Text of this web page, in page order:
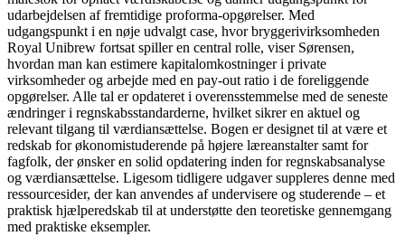
udarbejdelsen af fremtidige proforma-opgørelser. Med
udgangspunkt i en nøje udvalgt case, hvor bryggerivirksomheden
Royal Unibrew fortsat spiller en central rolle, viser Sørensen,
hvordan man kan estimere kapitalomkostninger i private
virksomheder og arbejde med en pay-out ratio i de foreliggende
opgørelser. Alle tal er opdateret i overensstemmelse med de seneste
ændringer i regnskabsstandarderne, hvilket sikrer en aktuel og
relevant tilgang til værdiansættelse. Bogen er designet til at være et
redskab for økonomistuderende på højere læreanstalter samt for
fagfolk, der ønsker en solid opdatering inden for regnskabsanalyse
og værdiansættelse. Ligesom tidligere udgaver suppleres denne med
ressourcesider, der kan anvendes af undervisere og studerende – et
praktisk hjælperedskab til at understøtte den teoretiske gennemgang
med praktiske eksempler.